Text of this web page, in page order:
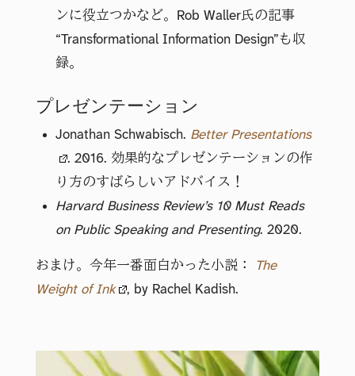
ンに役立つかなど。Rob Waller氏の記事
“Transformational Information Design”も収
録。
プレゼンテーション
Jonathan Schwabisch. Better Presentations
. 2016. 効果的なプレゼンテーションの作
り方のすばらしいアドバイス！
Harvard Business Review’s 10 Must Reads
on Public Speaking and Presenting. 2020.
おまけ。今年一番面白かった小説：
The
Weight of Ink
, by Rachel Kadish.